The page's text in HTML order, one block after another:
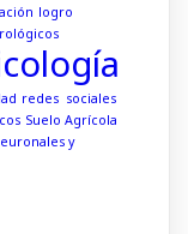
logro
redes sociales
Suelo Agrícola
y